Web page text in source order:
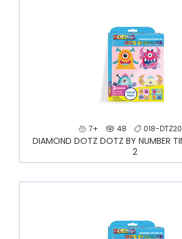
7+ 48 018-
DIAMOND DOTZ DOTZ BY NUMBER
2